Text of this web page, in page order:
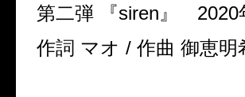
第二弾 『siren 』 2020
作詞 マオ / 作曲 御恵明